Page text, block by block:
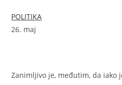
POLITIKA
26. maj
Zanimljivo je, međutim, da iako